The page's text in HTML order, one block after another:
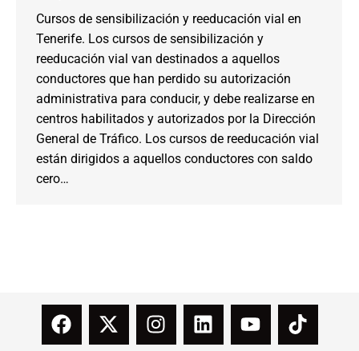
Cursos de sensibilización y reeducación vial en
Tenerife. Los cursos de sensibilización y
reeducación vial van destinados a aquellos
conductores que han perdido su autorización
administrativa para conducir, y debe realizarse en
centros habilitados y autorizados por la Dirección
General de Tráfico. Los cursos de reeducación vial
están dirigidos a aquellos conductores con saldo
cero…